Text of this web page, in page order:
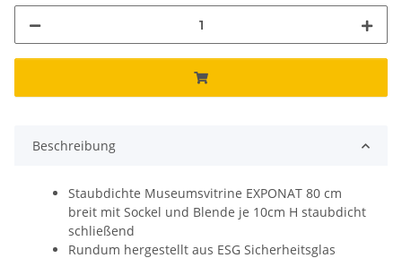
Beschreibung
Staubdichte Museumsvitrine EXPONAT 80 cm
breit mit Sockel und Blende je 10cm H staubdicht
schließend
Rundum hergestellt aus ESG Sicherheitsglas